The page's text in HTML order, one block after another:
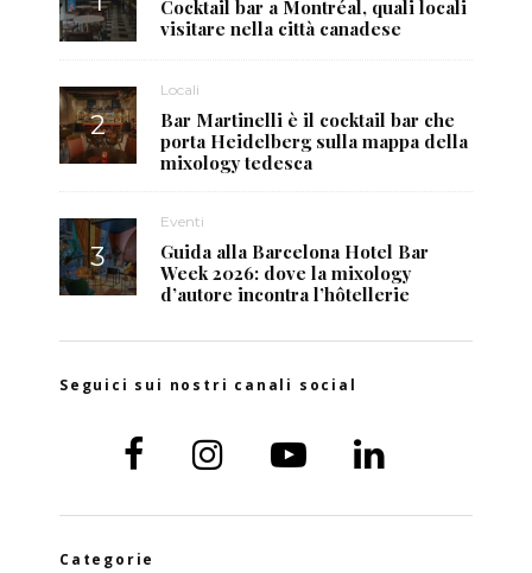
Cocktail bar a Montréal, quali locali
visitare nella città canadese
Locali
Bar Martinelli è il cocktail bar che
porta Heidelberg sulla mappa della
mixology tedesca
Eventi
Guida alla Barcelona Hotel Bar
Week 2026: dove la mixology
d’autore incontra l’hôtellerie
Seguici sui nostri canali social
Categorie